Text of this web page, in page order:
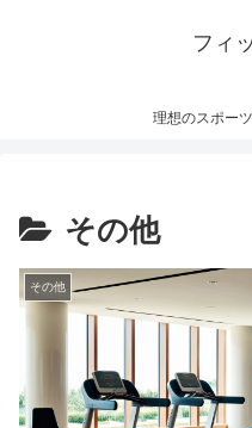
フィ
理想のスポー
その他
その他